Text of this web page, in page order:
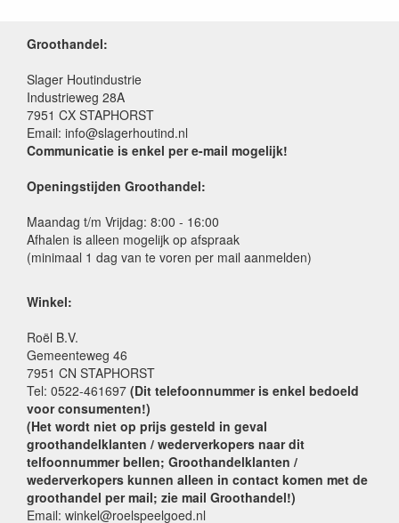
Groothandel:
Slager Houtindustrie
Industrieweg 28A
7951 CX STAPHORST
Email: info@slagerhoutind.nl
Communicatie is enkel per e-mail mogelijk!
Openingstijden Groothandel:
Maandag t/m Vrijdag: 8:00 - 16:00
Afhalen is alleen mogelijk op afspraak
(minimaal 1 dag van te voren per mail aanmelden)
Winkel:
Roël B.V.
Gemeenteweg 46
7951 CN STAPHORST
Tel: 0522-461697 (Dit telefoonnummer is enkel bedoeld
voor consumenten!)
(Het wordt niet op prijs gesteld in geval
groothandelklanten / wederverkopers naar dit
telfoonnummer bellen; Groothandelklanten /
wederverkopers kunnen alleen in contact komen met de
groothandel per mail; zie mail Groothandel!)
Email: winkel@roelspeelgoed.nl